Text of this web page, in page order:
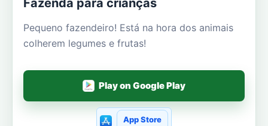
Fazenda para crianças
Pequeno fazendeiro! Está na hora dos animais
colherem legumes e frutas!
Play on Google Play
App Store